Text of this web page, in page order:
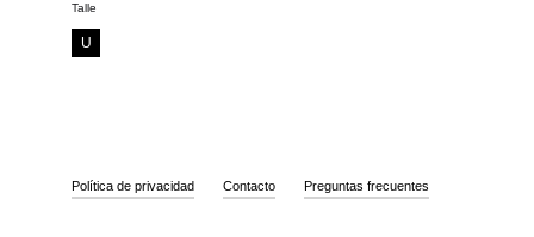
Talle
U
Política de privacidad Contacto Preguntas frecuentes